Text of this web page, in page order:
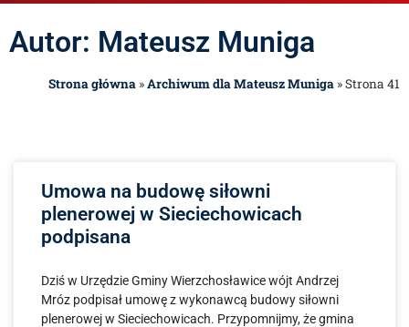
Autor: Mateusz Muniga
Strona główna »Archiwum dla Mateusz Muniga »Strona 41
Umowa na budowę siłowni
plenerowej w Sieciechowicach
podpisana
Dziś w Urzędzie Gminy Wierzchosławice wójt Andrzej
Mróz podpisał umowę z wykonawcą budowy siłowni
plenerowej w Sieciechowicach. Przypomnijmy, że gmina